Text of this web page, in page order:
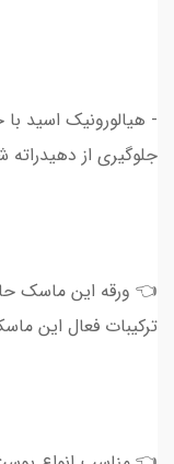
- هیالورونیک اسید
جلوگیری از
👈 ورقه این ماسک
ترکیبات فعال این